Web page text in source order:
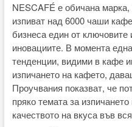
NESCAFÉ е обичана марка,
изпиват над 6000 чаши
бизнеса един от ключовите
иновациите. В момента
тенденции, видими в кафе
изпичането на кафето,
Проучвания показват, че
пряко темата за
качеството на вкуса във